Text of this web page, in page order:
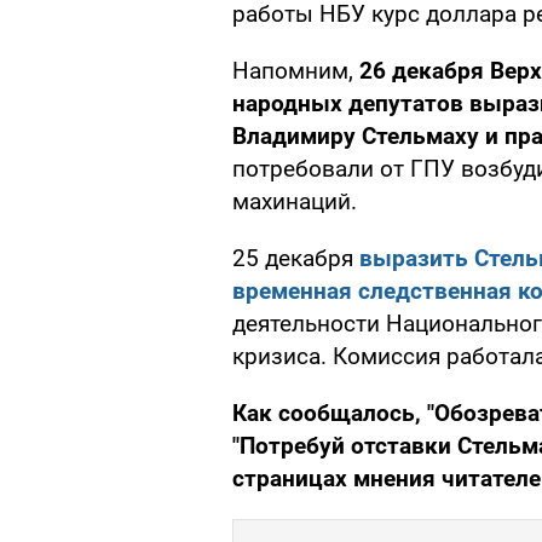
работы НБУ курс доллара
Напомним, 26 декабря
народных депутатов
Владимиру Стельмаху и
потребовали от ГПУ
махинаций.
25 декабря выразить
временная следственная
деятельности
кризиса. Комиссия
Как сообщалось,
"Потребуй отставки
страницах мнения